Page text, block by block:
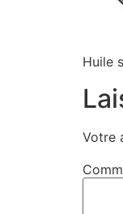
Huile
Votre